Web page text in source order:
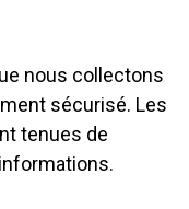
nous collectons
sécurisé. Les
tenues de